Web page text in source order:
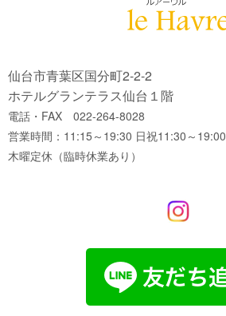
仙台市青葉区国分町2-2-2
ホテルグランテラス仙台１階
電話・FAX 022-264-8028
営業時間：11:15～19:30 日祝11:30～19:00
木曜定休（臨時休業あり）